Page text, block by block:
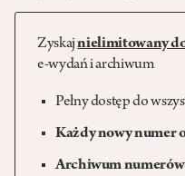
Zyskajnielimitowany
e-wydań i archiwum
Pełny dostęp do
Każdy nowy numer
Archiwum numerów